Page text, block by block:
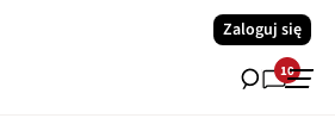
Zaloguj się
10